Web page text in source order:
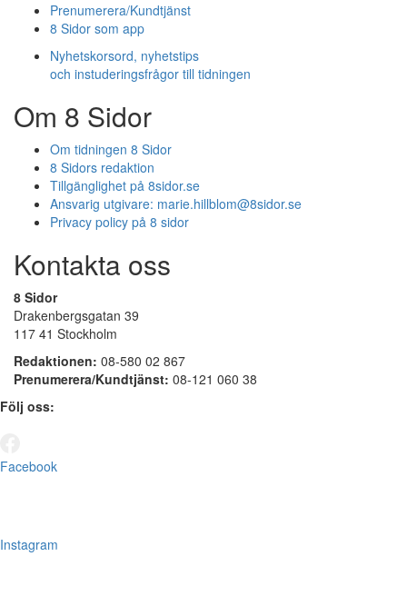
Prenumerera/Kundtjänst
8 Sidor som app
Nyhetskorsord, nyhetstips
och instuderingsfrågor till tidningen
Om 8 Sidor
Om tidningen 8 Sidor
8 Sidors redaktion
Tillgänglighet på 8sidor.se
Ansvarig utgivare: marie.hillblom@8sidor.se
Privacy policy på 8 sidor
Kontakta oss
8 Sidor
Drakenbergsgatan 39
117 41 Stockholm
Redaktionen: 08-580 02 867
Prenumerera/Kundtjänst: 08-121 060 38
Följ oss:
Facebook
Instagram